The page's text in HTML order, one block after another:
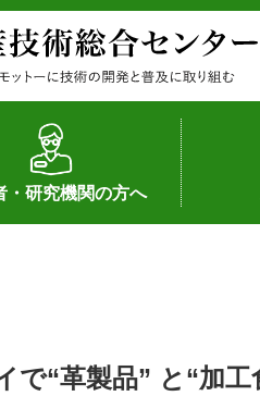
・研究機関の方へ
紹介
究の成果
携
の保有状況（特許）
の保有状況（品種）
受入
不正行為への対応
資金への対応 作物や
畜産に
森林林
病害虫
食品加
水産に
作物や
病害虫
畜産に
水産に
バイテ
食品加
森林林
で“革製品” と“加